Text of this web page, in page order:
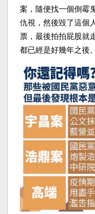
案，隨便找一個倒霉
仇視，然後毀了這個
票，最後拍拍屁股就
都已經是好幾年之後